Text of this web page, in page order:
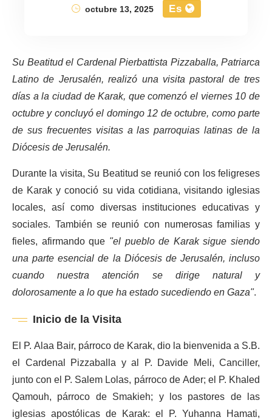
octubre 13, 2025
Es
Su Beatitud el Cardenal Pierbattista Pizzaballa, Patriarca
Latino de Jerusalén, realizó una visita pastoral de tres
días a la ciudad de Karak, que comenzó el viernes 10 de
octubre y concluyó el domingo 12 de octubre, como parte
de sus frecuentes visitas a las parroquias latinas de la
Diócesis de Jerusalén.
Durante la visita, Su Beatitud se reunió con los feligreses
de Karak y conoció su vida cotidiana, visitando iglesias
locales, así como diversas instituciones educativas y
sociales. También se reunió con numerosas familias y
fieles, afirmando que "el pueblo de Karak sigue siendo
una parte esencial de la Diócesis de Jerusalén, incluso
cuando nuestra atención se dirige natural y
dolorosamente a lo que ha estado sucediendo en Gaza".
Inicio de la Visita
El P. Alaa Bair, párroco de Karak, dio la bienvenida a S.B.
el Cardenal Pizzaballa y al P. Davide Meli, Canciller,
junto con el P. Salem Lolas, párroco de Ader; el P. Khaled
Qamouh, párroco de Smakieh; y los pastores de las
iglesias apostólicas de Karak: el P. Yuhanna Hamati,